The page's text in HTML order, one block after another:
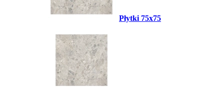
Płytki 75x75